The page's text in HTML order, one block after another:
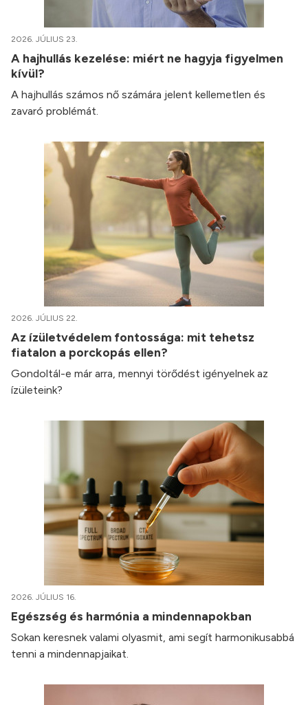
2026. JÚLIUS 23.
A hajhullás kezelése: miért ne hagyja figyelmen
kívül?
A hajhullás számos nő számára jelent kellemetlen és
zavaró problémát.
2026. JÚLIUS 22.
Az ízületvédelem fontossága: mit tehetsz
fiatalon a porckopás ellen?
Gondoltál-e már arra, mennyi törődést igényelnek az
ízületeink?
2026. JÚLIUS 16.
Egészség és harmónia a mindennapokban
Sokan keresnek valami olyasmit, ami segít harmonikusabbá
tenni a mindennapjaikat.